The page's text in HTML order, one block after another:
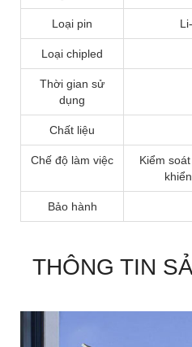
Loại pin
Loại chipled
Thời gian sử
dụng
Chất liệu
Chế độ làm việc
Kiểm
Bảo hành
THÔNG TIN